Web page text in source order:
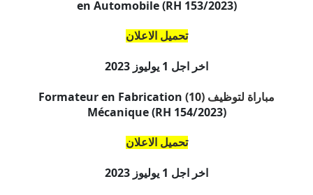
en Automobile (RH 153/2023)
تحميل الاعلان
اخر اجل 1 يوليوز 2023
مباراة لتوظيف (10)
Formateur en Fabrication
Mécanique (RH 154/2023)
تحميل الاعلان
اخر اجل 1 يوليوز 2023